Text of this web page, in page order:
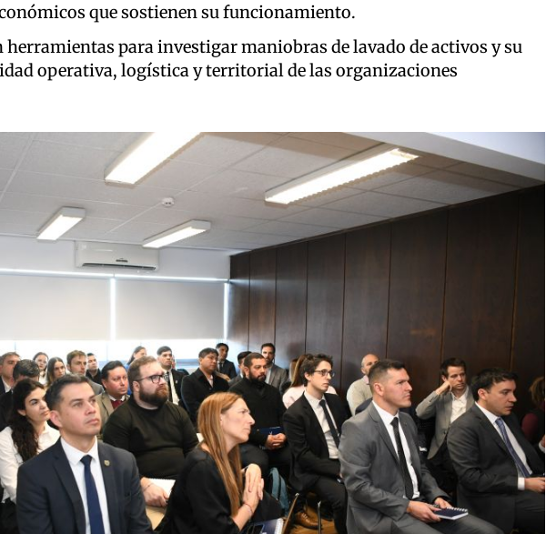
que sostienen su funcionamiento.
herramientas para investigar maniobras de lavado de activos y su
operativa, logística y territorial de las organizaciones